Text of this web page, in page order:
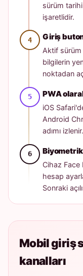
sürüm
işaretlidir.
Giriş
Aktif sürüm
bilgilerin
noktadan
PWA
iOS
Android
adımı
Cihaz
hesap
Sonraki
Mobil giriş
kanalları